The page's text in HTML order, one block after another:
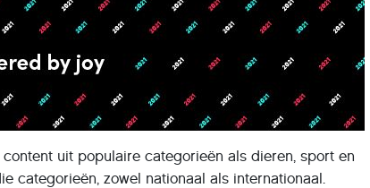
uit populaire categorieën als dieren, sport en
categorieën, zowel nationaal als internationaal.